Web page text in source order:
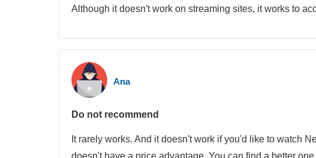
Although it doesn't work on streaming sites, it works to
Ana
Do not recommend
It rarely works. And it doesn't work if you'd like to watch
doesn't have a price advantage. You can find a better